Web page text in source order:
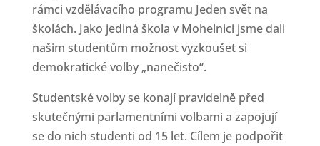
rámci vzdělávacího programu Jeden svět na
školách. Jako jediná škola v Mohelnici jsme dali
našim studentům možnost vyzkoušet si
demokratické volby „nanečisto“.
Studentské volby se konají pravidelně před
skutečnými parlamentními volbami a zapojují
se do nich studenti od 15 let. Cílem je podpořit